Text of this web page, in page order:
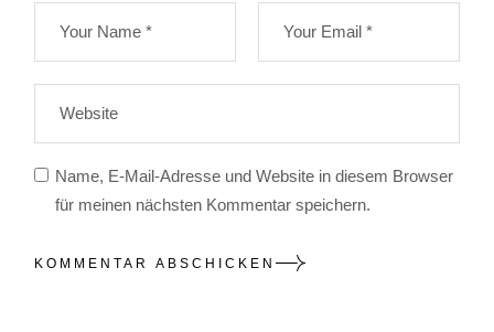
Name, E-Mail-Adresse und Website in diesem Browser
für meinen nächsten Kommentar speichern.
KOMMENTAR ABSCHICKEN